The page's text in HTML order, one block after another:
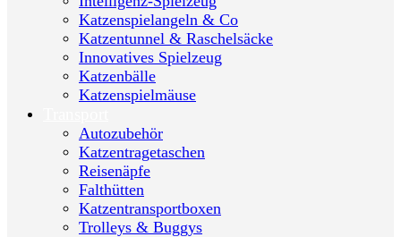
Katzenspielangeln & Co
Katzentunnel & Raschelsäcke
Innovatives Spielzeug
Katzenbälle
Katzenspielmäuse
Autozubehör
Katzentragetaschen
Reisenäpfe
Falthütten
Katzentransportboxen
Trolleys & Buggys